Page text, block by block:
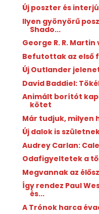
Új poszter és
llyen gyönyörű
Shado...
George R. R.
Befutottak az első
Új Outlander
David Baddiel:
Animált borítót
kötet
Már tudjuk, milyen
Új dalok is
Audrey Carlan:
Odafigyeltetek a
Megvannak az
Így rendez Paul
és...
A Trónok harca